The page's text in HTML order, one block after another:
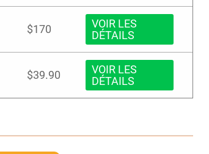
$170
VOIR LES
DÉTAILS
$39.90
VOIR LES
DÉTAILS